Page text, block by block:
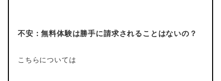
不安：無料体験は勝手に請求されることはないの？
こちらについては